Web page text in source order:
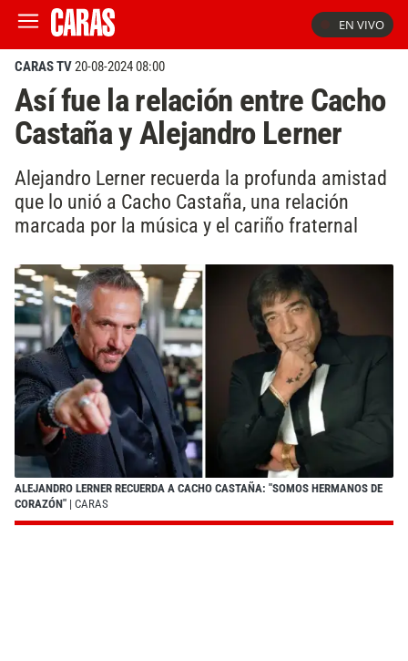
EN VIVO
CARAS TV20-08-2024 08:00
Así fue la relación entre Cacho
Castaña y Alejandro Lerner
Alejandro Lerner recuerda la profunda amistad
que lo unió a Cacho Castaña, una relación
marcada por la música y el cariño fraternal
ALEJANDRO LERNER RECUERDA A CACHO CASTAÑA: "SOMOS HERMANOS DE
CORAZÓN" | CARAS